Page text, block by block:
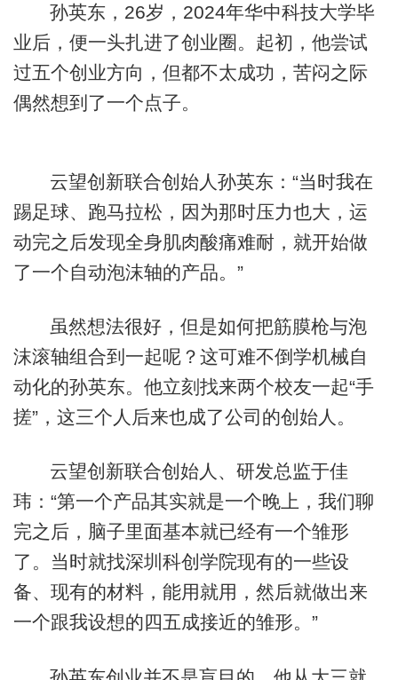
孙英东，26岁，2024年华中科技大学毕
业后，便一头扎进了创业圈。起初，他尝试
过五个创业方向，但都不太成功，苦闷之际
偶然想到了一个点子。
云望创新联合创始人孙英东：“当时我在
踢足球、跑马拉松，因为那时压力也大，运
动完之后发现全身肌肉酸痛难耐，就开始做
了一个自动泡沫轴的产品。”
虽然想法很好，但是如何把筋膜枪与泡
沫滚轴组合到一起呢？这可难不倒学机械自
动化的孙英东。他立刻找来两个校友一起“手
搓”，这三个人后来也成了公司的创始人。
云望创新联合创始人、研发总监于佳
玮：“第一个产品其实就是一个晚上，我们聊
完之后，脑子里面基本就已经有一个雏形
了。当时就找深圳科创学院现有的一些设
备、现有的材料，能用就用，然后就做出来
一个跟我设想的四五成接近的雏形。”